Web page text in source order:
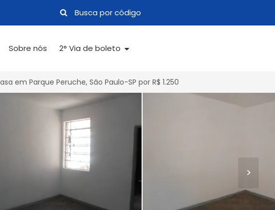
Sobre nós 2° Via de boleto
em Parque Peruche, São Paulo-SP por R$ 1.250
>